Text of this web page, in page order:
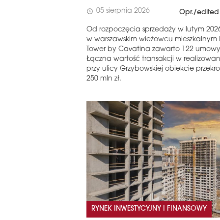
schedule 05 sierpnia 2026 Opr./edited
Od rozpoczęcia sprzedaży w lutym
w warszawskim wieżowcu mieszkalnym
Tower by Cavatina zawarto 122
Łączna wartość transakcji w
przy ulicy Grzybowskiej obiekcie
250 mln zł.
RYNEK INWESTYCYJNY I FINANSOWY